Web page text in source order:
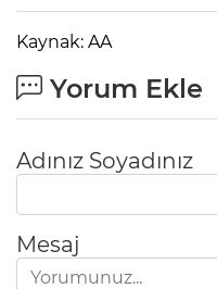
Kaynak: AA
Yorum Ekle
Adınız Soyadınız
Mesaj